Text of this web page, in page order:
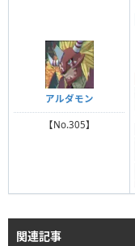
アルダモン
【No.305】
関連記事